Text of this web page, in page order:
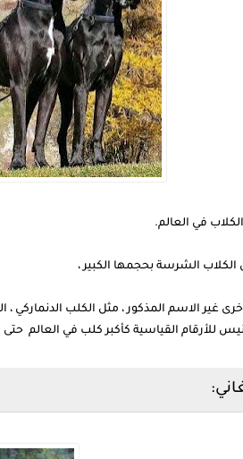
في العالم.
الكلاب الشرسة بحجمها الكبير ،
غير الاسم المذكور ، مثل الكلب الدنماركي
للأرقام القياسية كأكبر كلب في العالم حتى